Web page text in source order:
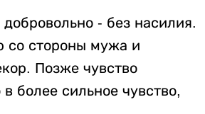
- без насилия.
со стороны мужа и
Позже чувство
более сильное чувство,